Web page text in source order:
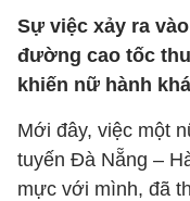
Sự việc xảy ra
đường cao tốc
khiến nữ hành
Mới đây, việc một
tuyến Đà Nẵng –
mực với mình, đã